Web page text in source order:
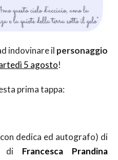
indovinare il personaggio
5 agosto!
prima tappa:
dedica ed autografo) di
di Francesca Prandina